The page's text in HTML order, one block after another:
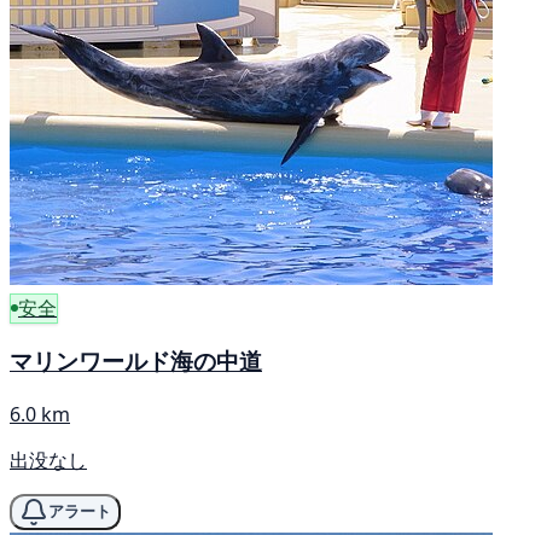
安全
マリンワールド海の中道
6.0 km
出没なし
アラート